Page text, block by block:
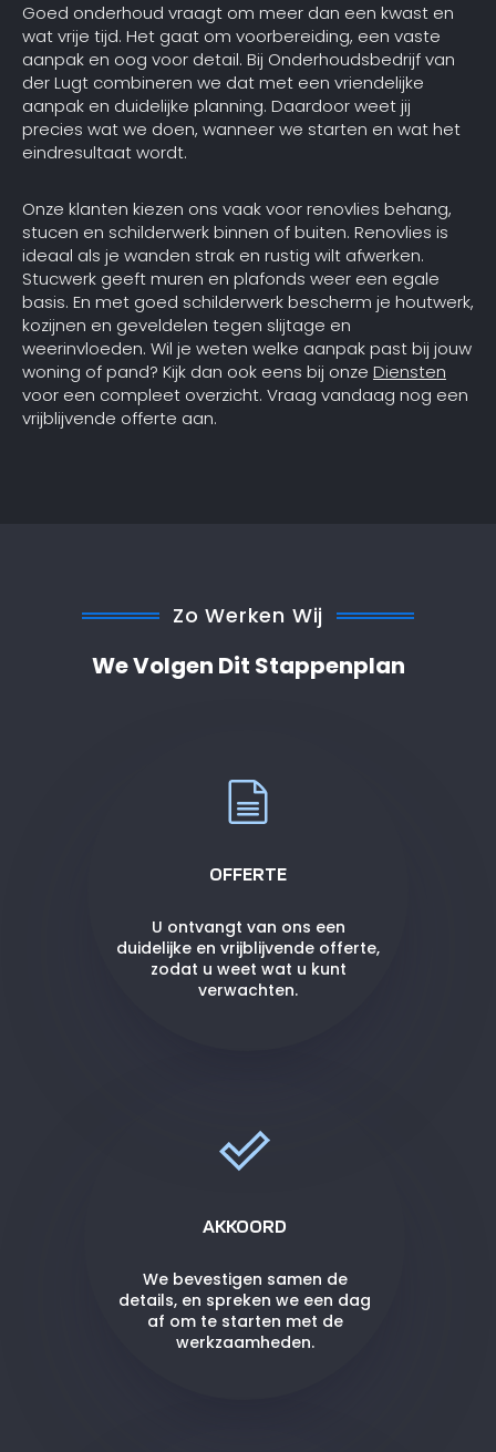
Goed onderhoud vraagt om meer dan een kwast en
wat vrije tijd. Het gaat om voorbereiding, een vaste
aanpak en oog voor detail. Bij Onderhoudsbedrijf van
der Lugt combineren we dat met een vriendelijke
aanpak en duidelijke planning. Daardoor weet jij
precies wat we doen, wanneer we starten en wat het
eindresultaat wordt.
Onze klanten kiezen ons vaak voor renovlies behang,
stucen en schilderwerk binnen of buiten. Renovlies is
ideaal als je wanden strak en rustig wilt afwerken.
Stucwerk geeft muren en plafonds weer een egale
basis. En met goed schilderwerk bescherm je houtwerk,
kozijnen en geveldelen tegen slijtage en
weerinvloeden. Wil je weten welke aanpak past bij jouw
woning of pand? Kijk dan ook eens bij onze Diensten
voor een compleet overzicht. Vraag vandaag nog een
vrijblijvende offerte aan.
Zo Werken Wij
We Volgen Dit Stappenplan
OFFERTE
U ontvangt van ons een
duidelijke en vrijblijvende offerte,
zodat u weet wat u kunt
verwachten.
AKKOORD
We bevestigen samen de
details, en spreken we een dag
af om te starten met de
werkzaamheden.